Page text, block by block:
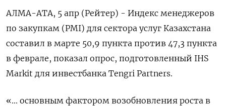
АЛМА-АТА, 5 апр (Рейтер) - Индекс менеджеров
по закупкам (PMI) для сектора услуг Казахстана
составил в марте 50,9 пункта против 47,3 пункта
в феврале, показал опрос, подготовленный IHS
Markit для инвестбанка Tengri Partners.
«... основным фактором возобновления роста в